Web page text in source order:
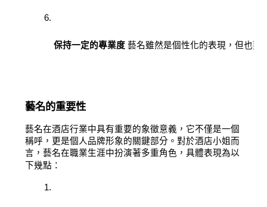
保持一定的專業度 藝名雖然是個性化的表現，但也要
藝名的重要性
藝名在酒店行業中具有重要的象徵意義，它不僅是一個
稱呼，更是個人品牌形象的關鍵部分。對於酒店小姐而
言，藝名在職業生涯中扮演著多重角色，具體表現為以
下幾點：